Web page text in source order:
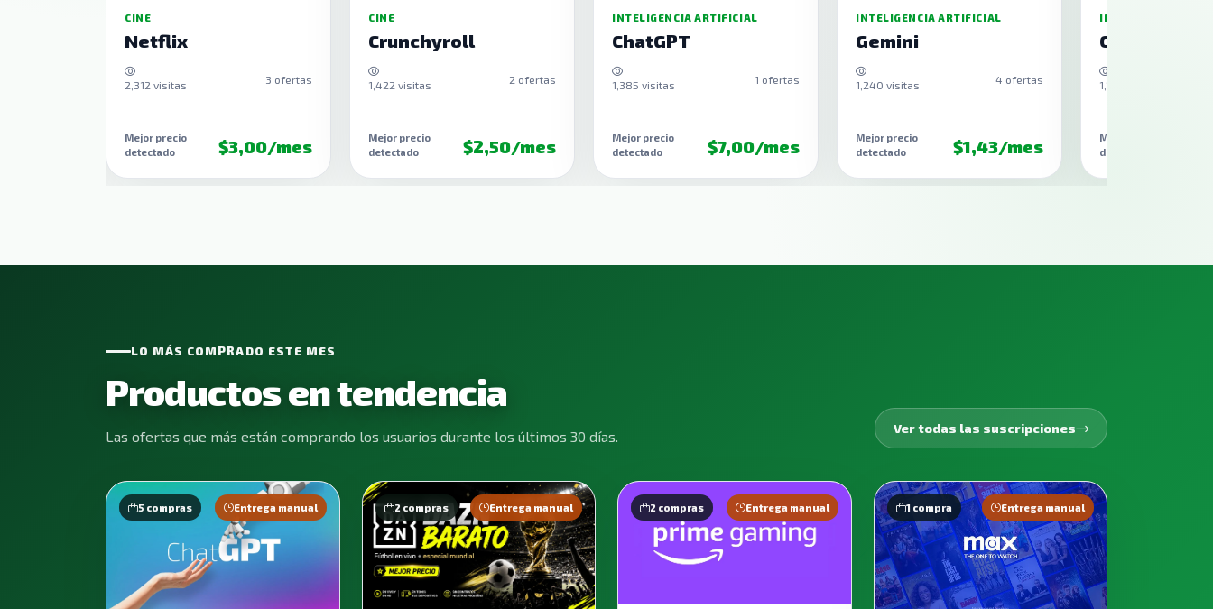
CINE
Netflix
2,312 visitas 3 ofertas
Mejor precio
detectado
$3,00/mes
CINE
Crunchyroll
1,422 visitas 2 ofertas
Mejor precio
detectado
$2,50/mes
INTELIGENCIA ARTIFICIAL
ChatGPT
1,385 visitas 1 ofertas
Mejor precio
detectado
$7,00/mes
INTELIGENCIA ARTIFICIAL
Gemini
1,240 visitas 4 ofertas
Mejor precio
detectado
$1,43/mes
INTELIGENCIA
Claude
1,194 visitas
Mejor precio
detectado
LO MÁS COMPRADO ESTE MES
Productos en tendencia
Las ofertas que más están comprando los usuarios durante los últimos 30 días. Ver todas las suscripciones
5 compras Entrega manual 2 compras Entrega manual 2 compras Entrega manual 1 compra Entrega manual